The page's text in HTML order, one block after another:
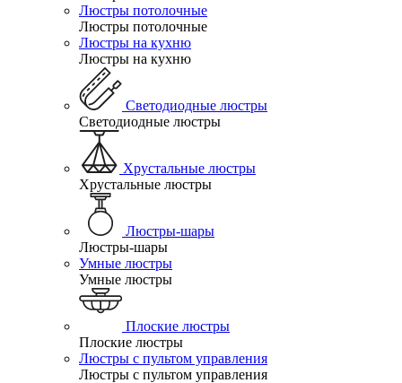
Люстры потолочные
Люстры потолочные
Люстры на кухню
Люстры на кухню
Светодиодные люстры
Светодиодные люстры
Хрустальные люстры
Хрустальные люстры
Люстры-шары
Люстры-шары
Умные люстры
Умные люстры
Плоские люстры
Плоские люстры
Люстры с пультом управления
Люстры с пультом управления